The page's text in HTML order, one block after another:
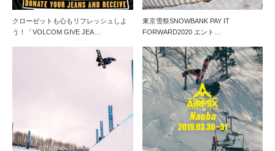
クローゼットも心もリフレッシュしよ
う！「VOLCOM GIVE JEA…
東京雪祭SNOWBANK PAY IT
FORWARD2020 エント…